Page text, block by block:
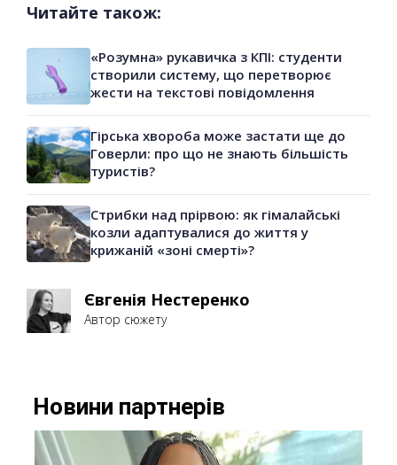
Читайте також:
«Розумна» рукавичка з КПІ: студенти
створили систему, що перетворює
жести на текстові повідомлення
Гірська хвороба може застати ще до
Говерли: про що не знають більшість
туристів?
Стрибки над прірвою: як гімалайські
козли адаптувалися до життя у
крижаній «зоні смерті»?
Євгенія Нестеренко
Автор сюжету